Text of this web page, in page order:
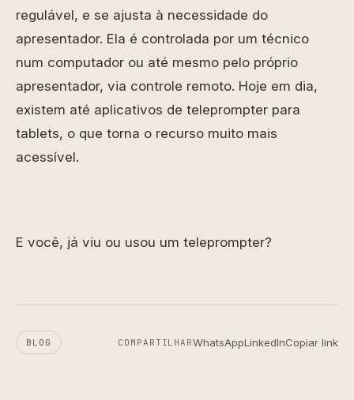
regulável, e se ajusta à necessidade do
apresentador. Ela é controlada por um técnico
num computador ou até mesmo pelo próprio
apresentador, via controle remoto. Hoje em dia,
existem até aplicativos de teleprompter para
tablets, o que torna o recurso muito mais
acessível.
E você, já viu ou usou um teleprompter?
BLOG COMPARTILHARWhatsAppLinkedInCopiar link